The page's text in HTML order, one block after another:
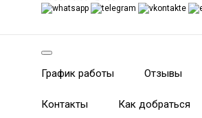
График работы Отзывы
Контакты Как добраться